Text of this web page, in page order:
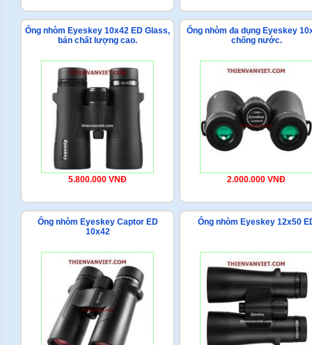
Ống nhòm Eyeskey 10x42 ED Glass,
bản chất lượng cao.
5.800.000 VNĐ
Ống nhòm đa dụng Eyeskey
chống nước.
2.000.000 VNĐ
Ống nhòm Eyeskey Captor ED
10x42
Ống nhòm Eyeskey 12x50